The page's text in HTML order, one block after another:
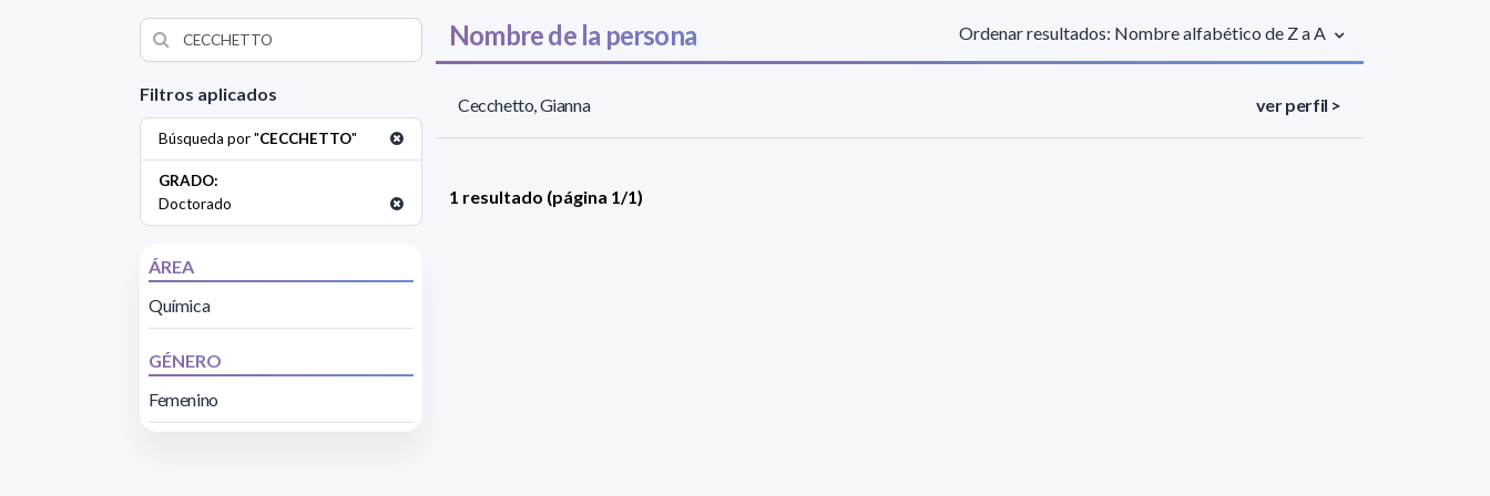
Filtros aplicados
Búsqueda por "CECCHETTO"
GRADO:
Doctorado
ÁREA
Química
GÉNERO
Femenino
Nombre de la persona Ordenar resultados: Nombre alfabético de Z a A
Cecchetto, Gianna ver perfil >
1 resultado (página 1/1)